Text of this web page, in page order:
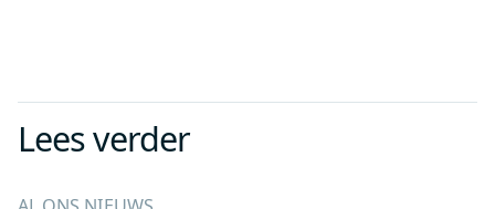
Lees verder